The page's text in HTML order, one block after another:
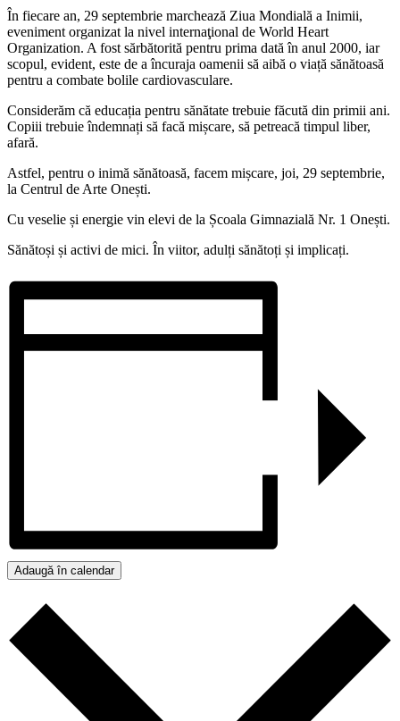
În fiecare an, 29 septembrie marchează Ziua Mondială a Inimii,
eveniment organizat la nivel internaţional de World Heart
Organization. A fost sărbătorită pentru prima dată în anul 2000, iar
scopul, evident, este de a încuraja oamenii să aibă o viață sănătoasă
pentru a combate bolile cardiovasculare.
Considerăm că educația pentru sănătate trebuie făcută din primii ani.
Copiii trebuie îndemnați să facă mișcare, să petreacă timpul liber,
afară.
Astfel, pentru o inimă sănătoasă, facem mișcare, joi, 29 septembrie,
la Centrul de Arte Onești.
Cu veselie și energie vin elevi de la Școala Gimnazială Nr. 1 Onești.
Sănătoși și activi de mici. În viitor, adulți sănătoți și implicați.
Adaugă în calendar